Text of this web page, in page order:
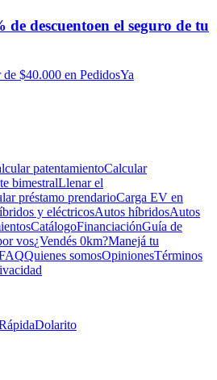
de descuentoen el seguro de tu
de $40.000 en PedidosYa
patentamientoCalcular
bimestralLlenar el
préstamo prendarioCarga EV en
y eléctricosAutos híbridosAutos
CatálogoFinanciaciónGuía de
vos¿Vendés 0km?Manejá tu
Quienes somosOpinionesTérminos
Dolarito